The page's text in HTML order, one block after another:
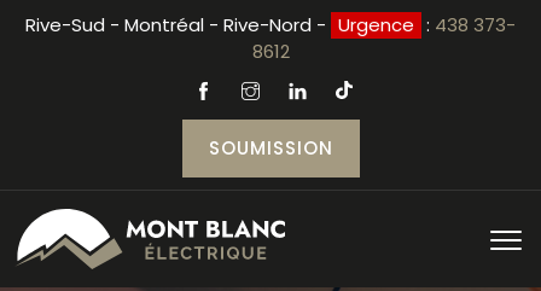
Rive-Sud - Montréal - Rive-Nord - Urgence : 438 373-
8612
SOUMISSION